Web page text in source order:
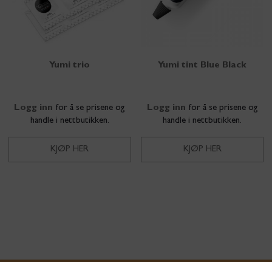
Yumi trio
Logg inn for å se prisene og
handle i nettbutikken.
KJØP HER
Yumi tint Blue Black
Logg inn for å se prisene og
handle i nettbutikken.
KJØP HER